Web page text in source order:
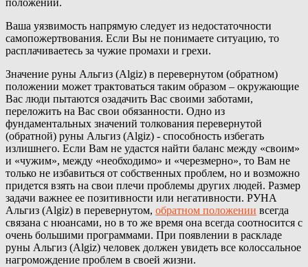
положении.
Ваша уязвимость напрямую следует из недостаточности
самопожертвования. Если Вы не понимаете ситуацию, то
расплачиваетесь за чужие промахи и грехи.
Значение руны Альгиз (Algiz) в перевернутом (обратном)
положении может трактоваться таким образом – окружающие
Вас люди пытаются озадачить Вас своими заботами,
переложить на Вас свои обязанности. Одно из
фундаментальных значений толкования перевернутой
(обратной) руны Альгиз (Algiz) - способность избегать
излишнего. Если Вам не удастся найти баланс между «своим»
и «чужим», между «необходимо» и «черезмерно», то Вам не
только не избавиться от собственных проблем, но и возможно
придется взять на свои плечи проблемы других людей. Размер
задачи важнее ее позитивности или негативности. РУНА
Альгиз (Algiz) в перевернутом, обратном положении всегда
связана с нюансами, но в то же время она всегда соотносится с
очень большими программами. При появлении в раскладе
руны Альгиз (Algiz) человек должен увидеть все колоссальное
нагромождение проблем в своей жизни.